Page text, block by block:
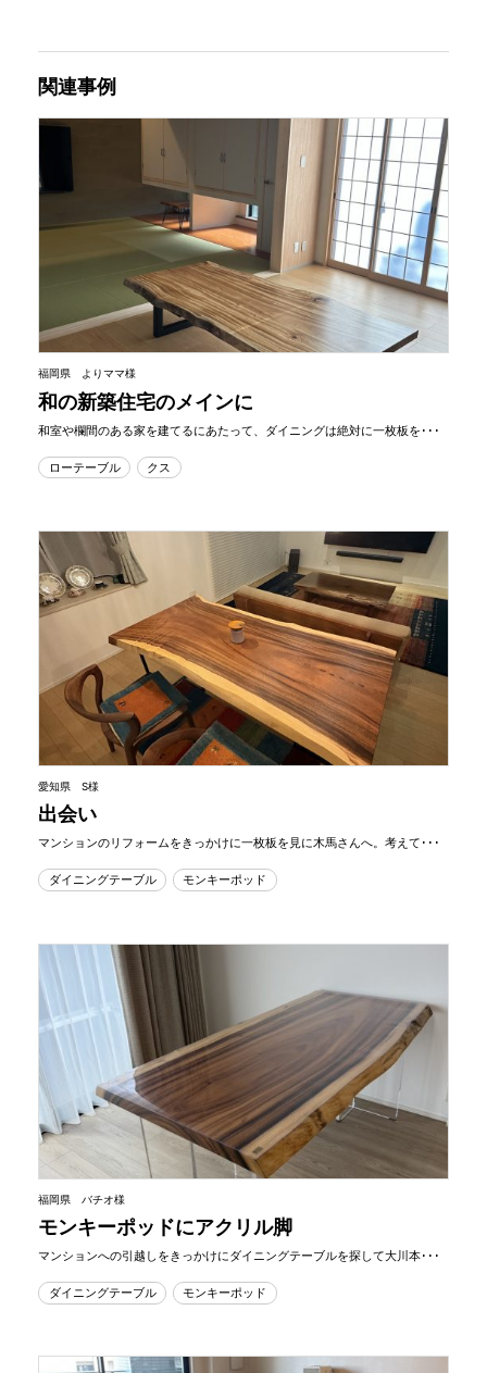
関連事例
福岡県 よりママ様
和の新築住宅のメインに
和室や欄間のある家を建てるにあたって、ダイニングは絶対に一枚板を･･･
ローテーブル クス
愛知県 S様
出会い
マンションのリフォームをきっかけに一枚板を見に木馬さんへ。考えて･･･
ダイニングテーブル モンキーポッド
福岡県 バチオ様
モンキーポッドにアクリル脚
マンションへの引越しをきっかけにダイニングテーブルを探して大川本･･･
ダイニングテーブル モンキーポッド